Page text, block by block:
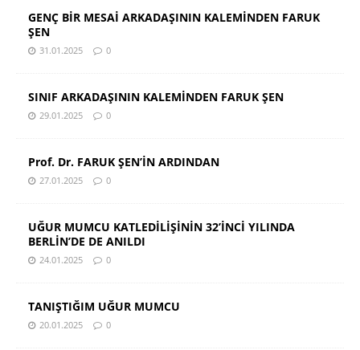
GENÇ BİR MESAİ ARKADAŞININ KALEMİNDEN FARUK
ŞEN
31.01.2025 0
SINIF ARKADAŞININ KALEMİNDEN FARUK ŞEN
29.01.2025 0
Prof. Dr. FARUK ŞEN’İN ARDINDAN
27.01.2025 0
UĞUR MUMCU KATLEDİLİŞİNİN 32’İNCİ YILINDA
BERLİN’DE DE ANILDI
24.01.2025 0
TANIŞTIĞIM UĞUR MUMCU
20.01.2025 0